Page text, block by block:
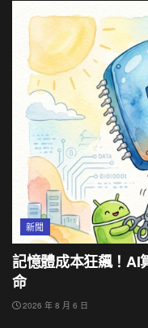
新聞
記憶體成本狂飆！AI
命
2026 年 8 月 6 日